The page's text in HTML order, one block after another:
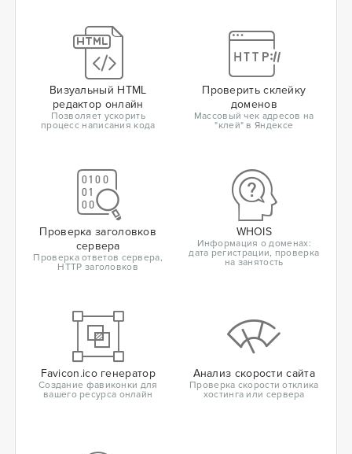
Визуальный HTML
редактор онлайн
Позволяет ускорить
процесс написания кода
Проверить склейку
доменов
Массовый чек адресов на
"клей" в Яндексе
Проверка заголовков
сервера
Проверка ответов сервера,
HTTP заголовков
WHOIS
Информация о доменах:
дата регистрации, проверка
на занятость
Favicon.ico генератор
Создание фавиконки для
вашего ресурса онлайн
Анализ скорости сайта
Проверка скорости отклика
хостинга или сервера